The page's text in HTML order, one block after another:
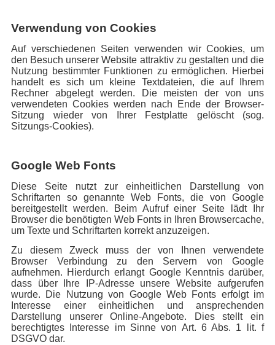
Verwendung von Cookies
Auf verschiedenen Seiten verwenden wir Cookies, um
den Besuch unserer Website attraktiv zu gestalten und die
Nutzung bestimmter Funktionen zu ermöglichen. Hierbei
handelt es sich um kleine Textdateien, die auf Ihrem
Rechner abgelegt werden. Die meisten der von uns
verwendeten Cookies werden nach Ende der Browser-
Sitzung wieder von Ihrer Festplatte gelöscht (sog.
Sitzungs-Cookies).
Google Web Fonts
Diese Seite nutzt zur einheitlichen Darstellung von
Schriftarten so genannte Web Fonts, die von Google
bereitgestellt werden. Beim Aufruf einer Seite lädt Ihr
Browser die benötigten Web Fonts in Ihren Browsercache,
um Texte und Schriftarten korrekt anzuzeigen.
Zu diesem Zweck muss der von Ihnen verwendete
Browser Verbindung zu den Servern von Google
aufnehmen. Hierdurch erlangt Google Kenntnis darüber,
dass über Ihre IP-Adresse unsere Website aufgerufen
wurde. Die Nutzung von Google Web Fonts erfolgt im
Interesse einer einheitlichen und ansprechenden
Darstellung unserer Online-Angebote. Dies stellt ein
berechtigtes Interesse im Sinne von Art. 6 Abs. 1 lit. f
DSGVO dar.